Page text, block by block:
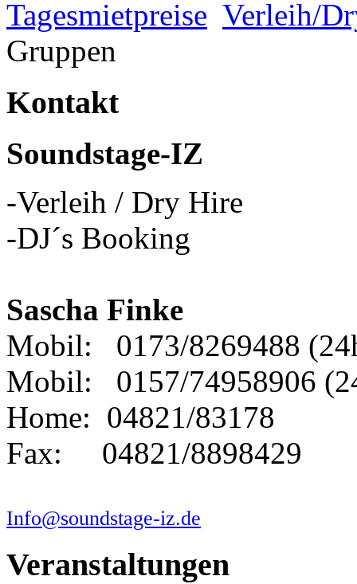
Tagesmietpreise Verleih/
Gruppen
Kontakt
Soundstage-IZ
-Verleih / Dry Hire
-DJ´s Booking
Sascha Finke
Mobil: 0173/8269488
Mobil: 0157/74958906
Home: 04821/83178
Fax: 04821/8898429
Info@soundstage-iz.de
Veranstaltungen